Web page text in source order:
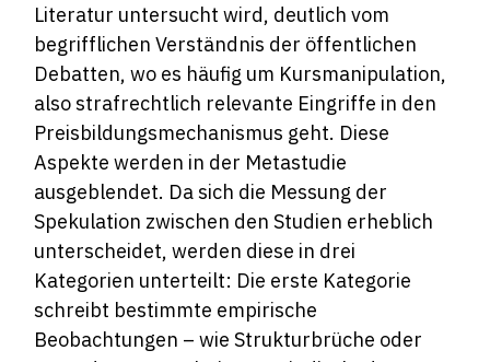
Literatur untersucht wird, deutlich vom
begrifflichen Verständnis der öffentlichen
Debatten, wo es häufig um Kursmanipulation,
also strafrechtlich relevante Eingriffe in den
Preisbildungsmechanismus geht. Diese
Aspekte werden in der Metastudie
ausgeblendet. Da sich die Messung der
Spekulation zwischen den Studien erheblich
unterscheidet, werden diese in drei
Kategorien unterteilt: Die erste Kategorie
schreibt bestimmte empirische
Beobachtungen – wie Strukturbrüche oder